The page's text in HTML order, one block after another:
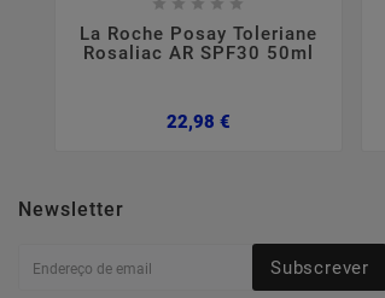
    
La Roche Posay Toleriane
Rosaliac AR SPF30 50ml
22,98 €Preço
Newsletter
Subscrever